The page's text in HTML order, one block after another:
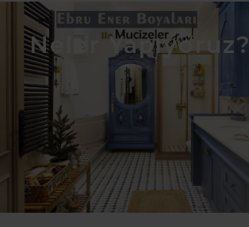
Neler Yapıyoruz?